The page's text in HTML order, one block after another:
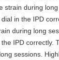
strain during
in the IPD
during long
IPD correctly.
sessions.